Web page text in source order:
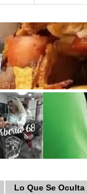
Lo Que Se Oculta